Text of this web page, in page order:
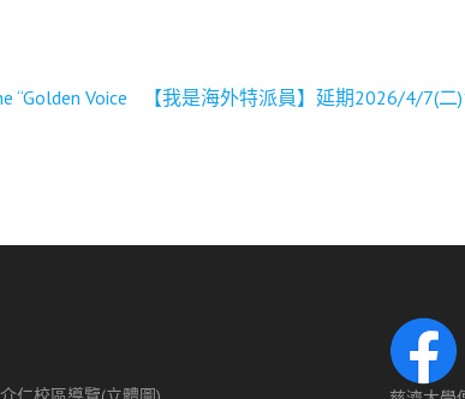
Voice
【我是海外特派員】延期2026/4/7(